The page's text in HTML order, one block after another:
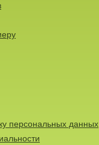
персональных данных